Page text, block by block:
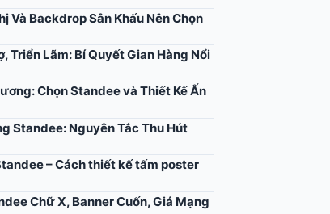
Và Backdrop Sân Khấu Nên Chọn
Triển Lãm: Bí Quyết Gian Hàng Nổi
Chọn Standee và Thiết Kế Ấn
Standee: Nguyên Tắc Thu Hút
– Cách thiết kế tấm poster
Chữ X, Banner Cuốn, Giá Mạng